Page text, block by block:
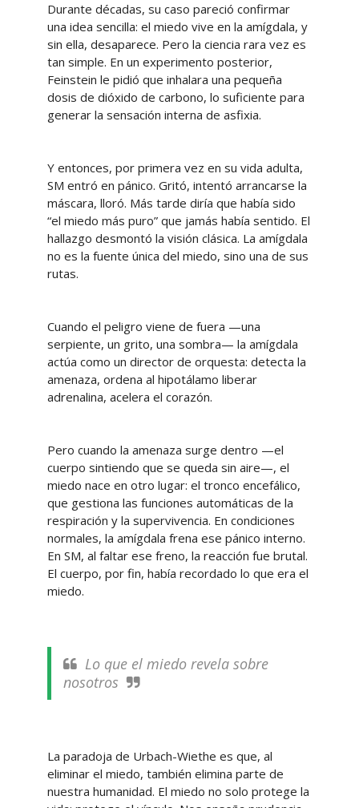
Durante décadas, su caso pareció confirmar
una idea sencilla: el miedo vive en la amígdala, y
sin ella, desaparece. Pero la ciencia rara vez es
tan simple. En un experimento posterior,
Feinstein le pidió que inhalara una pequeña
dosis de dióxido de carbono, lo suficiente para
generar la sensación interna de asfixia.
Y entonces, por primera vez en su vida adulta,
SM entró en pánico. Gritó, intentó arrancarse la
máscara, lloró. Más tarde diría que había sido
“el miedo más puro” que jamás había sentido. El
hallazgo desmontó la visión clásica. La amígdala
no es la fuente única del miedo, sino una de sus
rutas.
Cuando el peligro viene de fuera —una
serpiente, un grito, una sombra— la amígdala
actúa como un director de orquesta: detecta la
amenaza, ordena al hipotálamo liberar
adrenalina, acelera el corazón.
Pero cuando la amenaza surge dentro —el
cuerpo sintiendo que se queda sin aire—, el
miedo nace en otro lugar: el tronco encefálico,
que gestiona las funciones automáticas de la
respiración y la supervivencia. En condiciones
normales, la amígdala frena ese pánico interno.
En SM, al faltar ese freno, la reacción fue brutal.
El cuerpo, por fin, había recordado lo que era el
miedo.
Lo que el miedo revela sobre
nosotros
La paradoja de Urbach-Wiethe es que, al
eliminar el miedo, también elimina parte de
nuestra humanidad. El miedo no solo protege la